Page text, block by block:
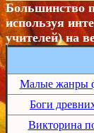
Большинство
используя
учителей) на
Малые жанры
Боги
Викторина